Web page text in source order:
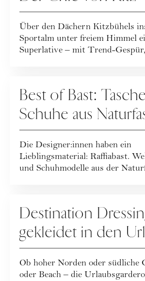
Über den Dächern Kitzbühels
Sportalm unter freiem Himmel
Superlative – mit Trend-
Best of Bast:
Schuhe aus
Die Designer:innen haben ein
Lieblingsmaterial: Raffiabast.
und Schuhmodelle aus der
Destination
gekleidet in den
Ob hoher Norden oder südliche
oder Beach – die